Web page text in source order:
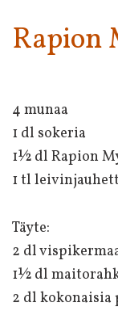
4 munaa
1 dl sokeria
1½ dl Rapion
1 tl
Täyte:
2 dl
1½ dl
2 dl kokonaisia